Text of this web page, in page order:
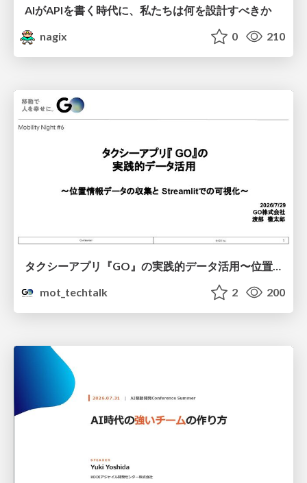
AIがAPIを書く時代に、私たちは何を設計すべきか
nagix
0 210
mot_techtalk
2 200